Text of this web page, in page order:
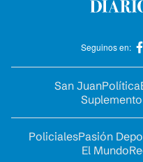
Seguinos en:
San JuanPolítica
PolicialesPasión
El Mundo